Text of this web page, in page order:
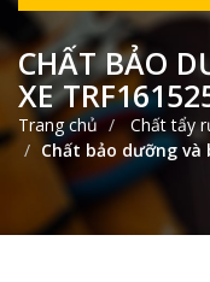
CHẤT BẢO
XE
Trang chủ
Chất tẩy
Chất bảo dưỡng và